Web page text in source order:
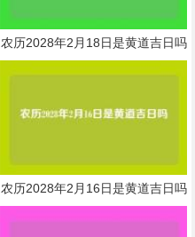
农历2028年2月18日是黄道吉日吗
农历2028年2月16日是黄道吉日吗